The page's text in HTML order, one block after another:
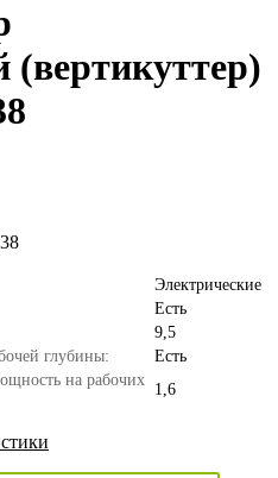
(вертикуттер)
Электрические
Есть
9,5
глубины:
Есть
на рабочих
1,6